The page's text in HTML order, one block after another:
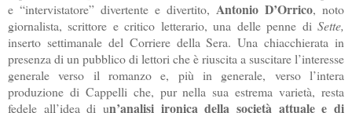
e “intervistatore” divertente e divertito, Antonio D’Orrico, noto
giornalista, scrittore e critico letterario, una delle penne di Sette,
inserto settimanale del Corriere della Sera.Una chiacchierata in
presenza di un pubblico di lettori che è riuscita a suscitare l’interesse
generale verso il romanzo e, più in generale, verso l’intera
produzione di Cappelli che, pur nella sua estrema varietà, resta
fedele all’idea di un’analisi ironica della società attuale e di